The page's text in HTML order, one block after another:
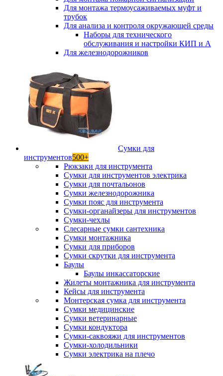
Для монтажа термоусаживаемых муфт и
трубок
Для анализа и контроля окружающей среды
Наборы для технического
обслуживания и настройки КИП и А
Для железнодорожников
Сумки для
инструментов500+
Рюкзаки для инструмента
Сумки для инструментов электрика
Сумки для почтальонов
Сумки железнодорожника
Сумки пояс для инструмента
Сумки-органайзеры для инструментов
Сумки-чехлы
Слесарные сумки сантехника
Сумки монтажника
Сумки для приборов
Сумки скрутки для инструмента
Баулы
Баулы инкассаторские
Жилеты монтажника для инструмента
Кейсы для инструмента
Монтерская сумка для инструмента
Сумки медицинские
Сумки ветеринарные
Сумки кондуктора
Сумки-саквояжи для инструментов
Сумки-холодильники
Сумки электрика на плечо